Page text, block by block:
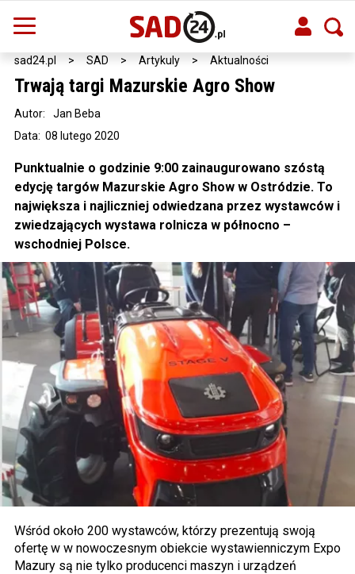
sad24.pl > SAD > Artykuly > Aktualności
Trwają targi Mazurskie Agro Show
Data: 08 lutego 2020
Autor: Jan Beba
Punktualnie o godzinie 9:00 zainaugurowano szóstą
edycję targów Mazurskie Agro Show w Ostródzie. To
największa i najliczniej odwiedzana przez wystawców i
zwiedzających wystawa rolnicza w północno –
wschodniej Polsce.
Wśród około 200 wystawców, którzy prezentują swoją
ofertę w w nowoczesnym obiekcie wystawienniczym Expo
Mazury są nie tylko producenci maszyn i urządzeń